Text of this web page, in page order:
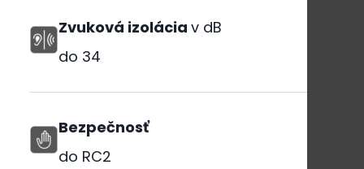
Zvuková izolácia v dB
do 34
Bezpečnosť
do RC2